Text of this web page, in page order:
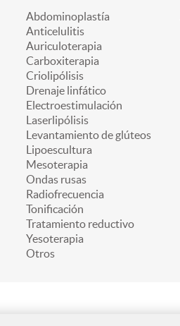
Abdominoplastía
Anticelulitis
Auriculoterapia
Carboxiterapia
Criolipólisis
Drenaje linfático
Electroestimulación
Laserlipólisis
Levantamiento de glúteos
Lipoescultura
Mesoterapia
Ondas rusas
Radiofrecuencia
Tonificación
Tratamiento reductivo
Yesoterapia
Otros